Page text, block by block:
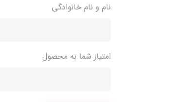
نام و نام خانوادگی
امتیاز شما به محصول